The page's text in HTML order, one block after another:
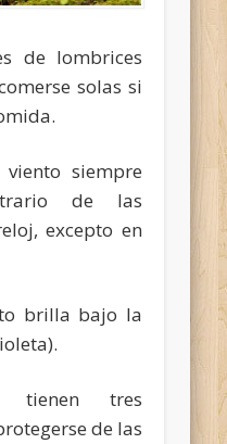
de lombrices
solas si
siempre
de las
excepto en
brilla bajo la
tienen tres
de las